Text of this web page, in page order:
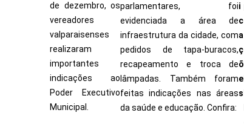
de dezembro, os
vereadores
valparaisenses
realizaram
importantes
indicações ao
Poder Executivo
Municipal.
parlamentares, foi
evidenciada a área de
infraestrutura da cidade, com
pedidos de tapa-buracos,
recapeamento e troca de
lâmpadas. Também foram
feitas indicações nas áreas
da saúde e educação. Confira:
i
c
a
ç
õ
e
s